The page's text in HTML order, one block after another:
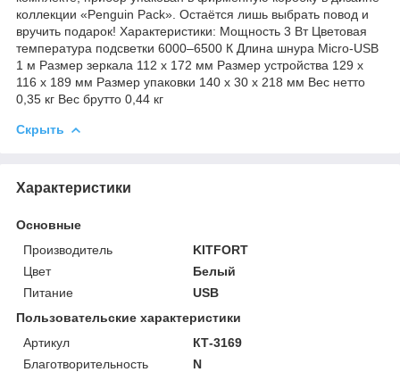
коллекции «Penguin Pack». Остаётся лишь выбрать повод и
вручить подарок! Характеристики: Мощность 3 Вт Цветовая
температура подсветки 6000–6500 К Длина шнура Міcro-USB
1 м Размер зеркала 112 х 172 мм Размер устройства 129 х
116 х 189 мм Размер упаковки 140 х 30 х 218 мм Вес нетто
0,35 кг Вес брутто 0,44 кг
Скрыть
Характеристики
Основные
Производитель
KITFORT
Цвет
Белый
Питание
USB
Пользовательские характеристики
Артикул
КТ-3169
Благотворительность
N